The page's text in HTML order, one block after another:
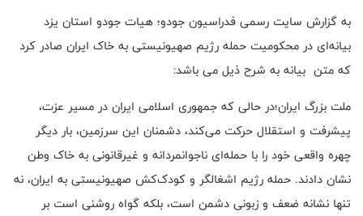
به گزارش سایت رسمی فدراسیون جودو؛ هیات جودو استان یزد
بیانه‌ای در محکومیت حمله رژیم صهیونیستی به خاک ایران صادر کرد
که متن بیانه به شرح ذیل می باشد:
ملت بزرگ ایران؛در حالی که جمهوری اسلامی ایران در مسیر عزت،
پیشرفت و استقلال حرکت می‌کند، دشمنان این سرزمین، بار دیگر
چهره واقعی خود را با حمله‌ای ناجوانمردانه و غیرقانونی به خاک وطن
نشان دادند. حمله‌ رژیم اشغالگر و کودک‌کش صهیونیستی به ایران، نه‌
تنها نشانه ضعف و زبونی دشمن است، بلکه گواه روشنی است بر